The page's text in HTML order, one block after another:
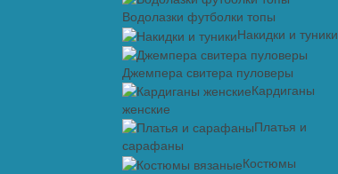
Водолазки футболки топы
Накидки и туники
Джемпера свитера пуловеры
Кардиганы
женские
Платья и
сарафаны
Костюмы